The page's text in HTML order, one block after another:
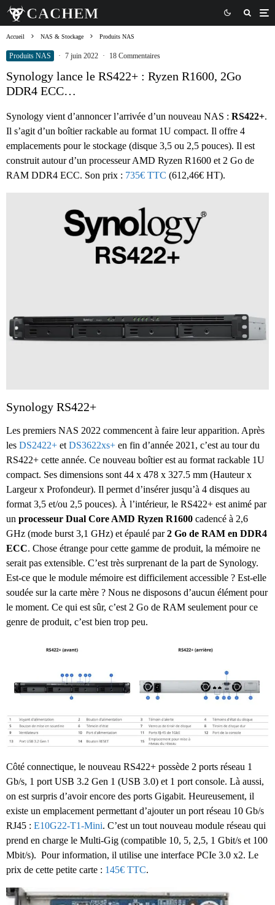
Accueil NAS & Stockage Produits NAS
Produits NAS · 7 juin 2022 · 18 Commentaires
Synology lance le RS422+ : Ryzen R1600, 2Go
DDR4 ECC…
Synology vient d’annoncer l’arrivée d’un nouveau NAS : RS422+.
Il s’agit d’un boîtier rackable au format 1U compact. Il offre 4
emplacements pour le stockage (disque 3,5 ou 2,5 pouces). Il est
construit autour d’un processeur AMD Ryzen R1600 et 2 Go de
RAM DDR4 ECC. Son prix : 735€ TTC (612,46€ HT).
Synology RS422+
Les premiers NAS 2022 commencent à faire leur apparition. Après
les DS2422+ et DS3622xs+ en fin d’année 2021, c’est au tour du
RS422+ cette année. Ce nouveau boîtier est au format rackable 1U
compact. Ses dimensions sont 44 x 478 x 327.5 mm (Hauteur x
Largeur x Profondeur). Il permet d’insérer jusqu’à 4 disques au
format 3,5 et/ou 2,5 pouces). À l’intérieur, le RS422+ est animé par
un processeur Dual Core AMD Ryzen R1600 cadencé à 2,6
GHz (mode burst 3,1 GHz) et épaulé par2 Go de RAM en DDR4
ECC. Chose étrange pour cette gamme de produit, la mémoire ne
serait pas extensible. C’est très surprenant de la part de Synology.
Est-ce que le module mémoire est difficilement accessible ? Est-elle
soudée sur la carte mère ? Nous ne disposons d’aucun élément pour
le moment. Ce qui est sûr, c’est 2 Go de RAM seulement pour ce
genre de produit, c’est bien trop peu.
Côté connectique, le nouveau RS422+ possède 2 ports réseau 1
Gb/s, 1 port USB 3.2 Gen 1 (USB 3.0) et 1 port console. Là aussi,
on est surpris d’avoir encore des ports Gigabit. Heureusement, il
existe un emplacement permettant d’ajouter un port réseau 10 Gb/s
RJ45 : E10G22-T1-Mini. C’est un tout nouveau module réseau qui
prend en charge le Multi-Gig (compatible 10, 5, 2,5, 1 Gbit/s et 100
Mbit/s). Pour information, il utilise une interface PCIe 3.0 x2. Le
prix de cette petite carte : 145€ TTC.